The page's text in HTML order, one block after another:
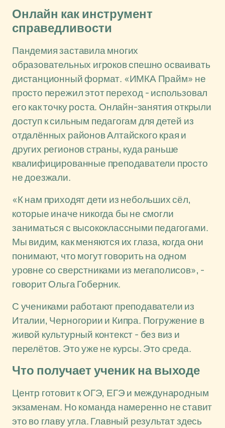
Онлайн как инструмент
справедливости
Пандемия заставила многих
образовательных игроков спешно осваивать
дистанционный формат. «ИМКА Прайм» не
просто пережил этот переход - использовал
его как точку роста. Онлайн-занятия открыли
доступ к сильным педагогам для детей из
отдалённых районов Алтайского края и
других регионов страны, куда раньше
квалифицированные преподаватели просто
не доезжали.
«К нам приходят дети из небольших сёл,
которые иначе никогда бы не смогли
заниматься с высококлассными педагогами.
Мы видим, как меняются их глаза, когда они
понимают, что могут говорить на одном
уровне со сверстниками из мегаполисов», -
говорит Ольга Гоберник.
С учениками работают преподаватели из
Италии, Черногории и Кипра. Погружение в
живой культурный контекст - без виз и
перелётов. Это уже не курсы. Это среда.
Что получает ученик на выходе
Центр готовит к ОГЭ, ЕГЭ и международным
экзаменам. Но команда намеренно не ставит
это во главу угла. Главный результат здесь